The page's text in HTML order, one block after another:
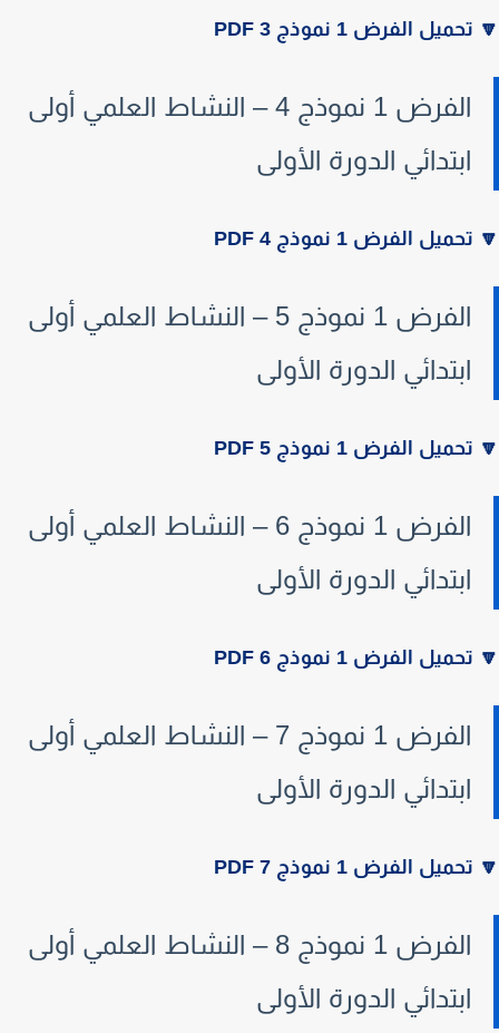
تحميل الفرض 1 نموذج 3 PDF
الفرض 1 نموذج 4 – النشاط العلمي أولى
ابتدائي الدورة الأولى
تحميل الفرض 1 نموذج 4 PDF
الفرض 1 نموذج 5 – النشاط العلمي أولى
ابتدائي الدورة الأولى
تحميل الفرض 1 نموذج 5 PDF
الفرض 1 نموذج 6 – النشاط العلمي أولى
ابتدائي الدورة الأولى
تحميل الفرض 1 نموذج 6 PDF
الفرض 1 نموذج 7 – النشاط العلمي أولى
ابتدائي الدورة الأولى
تحميل الفرض 1 نموذج 7 PDF
الفرض 1 نموذج 8 – النشاط العلمي أولى
ابتدائي الدورة الأولى